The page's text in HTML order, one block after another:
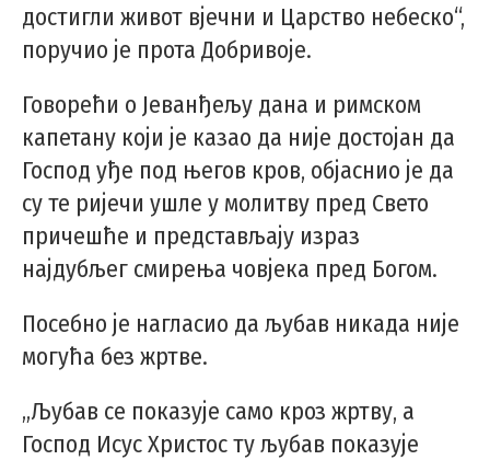
достигли живот вјечни и Царство небеско“,
поручио је прота Добривоје.
Говорећи о Јеванђељу дана и римском
капетану који је казао да није достојан да
Господ уђе под његов кров, објаснио је да
су те ријечи ушле у молитву пред Свето
причешће и представљају израз
најдубљег смирења човјека пред Богом.
Посебно је нагласио да љубав никада није
могућа без жртве.
„Љубав се показује само кроз жртву, а
Господ Исус Христос ту љубав показује